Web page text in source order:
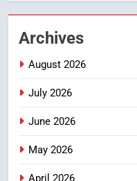
3
Archives
August 2026
July 2026
June 2026
May 2026
April 2026